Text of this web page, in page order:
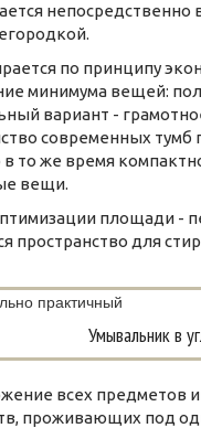
непосредственно
по принципу
минимума вещей:
вариант -
современных тумб
то же время
вещи.
площади -
пространство для
Умывальник в
всех предметов
проживающих под